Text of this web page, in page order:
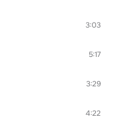
3:03
5:17
3:29
4:22